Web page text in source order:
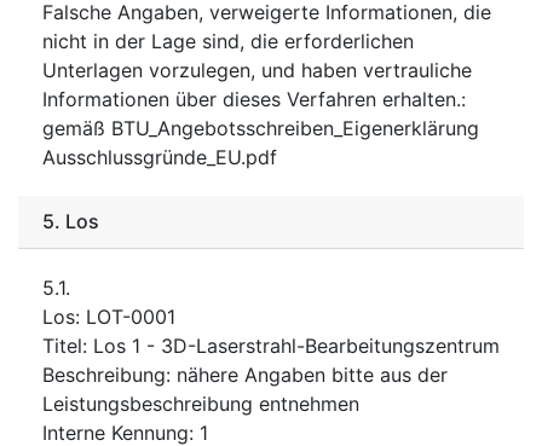
Falsche Angaben, verweigerte Informationen, die
nicht in der Lage sind, die erforderlichen
Unterlagen vorzulegen, und haben vertrauliche
Informationen über dieses Verfahren erhalten.:
gemäß BTU_Angebotsschreiben_Eigenerklärung
Ausschlussgründe_EU.pdf
5. Los
5.1.
Los: LOT-0001
Titel: Los 1 - 3D-Laserstrahl-Bearbeitungszentrum
Beschreibung: nähere Angaben bitte aus der
Leistungsbeschreibung entnehmen
Interne Kennung: 1